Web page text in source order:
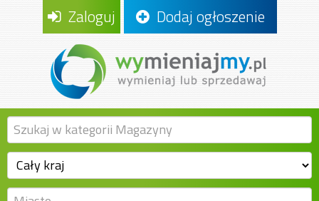
Zaloguj Dodaj ogłoszenie